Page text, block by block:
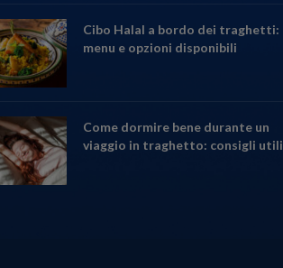
Cibo Halal a bordo dei traghetti:
menu e opzioni disponibili
Come dormire bene durante un
viaggio in traghetto: consigli utili